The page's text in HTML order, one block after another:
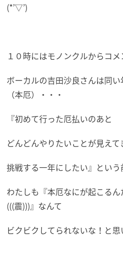
(*’▽’)
１０時にはモノンクルからコ
ボーカルの吉田沙良さんは同
（本厄）・・・
『初めて行った厄払いのあと
どんどんやりたいことが見えて
挑戦する一年にしたい』とい
わたしも『本厄なにが起こる
(((震)))』なんて
ビクビクしてられないな！と思